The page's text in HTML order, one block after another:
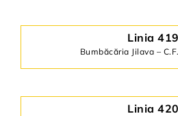
Linia 419
Bumbăcăria Jilava –
Linia 420